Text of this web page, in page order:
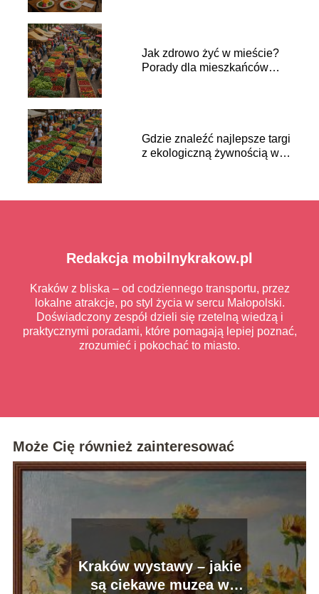
Jak zdrowo żyć w mieście?
Porady dla mieszkańców
Gdzie znaleźć najlepsze targi
z ekologiczną żywnością w
Redakcja mobilnykrakow.pl
Kraków z bliska – od codziennego transportu, przez
lokalne atrakcje, po styl życia w sercu Małopolski.
Doświadczony zespół dzieli się rzetelną wiedzą i
praktycznymi poradami, które pomagają lepiej poznać,
zrozumieć i pokochać to miasto.
Może Cię również zainteresować
Kraków wystawy – jakie
są ciekawe muzea w